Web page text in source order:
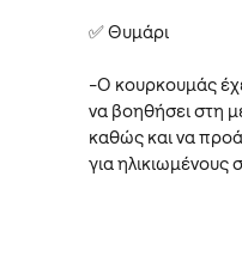
✅ Θυμάρι
-Ο κουρκουμάς
να βοηθήσει στη
καθώς και να
για ηλικιωμένους